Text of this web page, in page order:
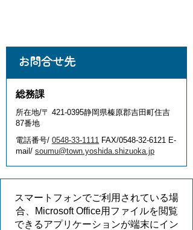
お問合せ先
総務課
所在地/〒 421-0395静岡県榛原郡吉田町住吉
87番地
電話番号/ 0548-33-1111 FAX/0548-32-6121 E-
mail/ soumu@town.yoshida.shizuoka.jp
スマートフォンでご利用されている場
合、Microsoft Office用ファイルを閲覧
できるアプリケーションが端末にイン